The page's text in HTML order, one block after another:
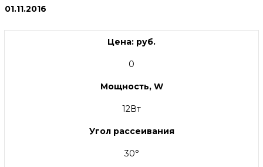
01.11.2016
Цена: руб.
0
Мощность, W
12Вт
Угол рассеивания
30°